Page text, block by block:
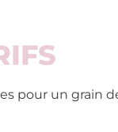
pour un grain